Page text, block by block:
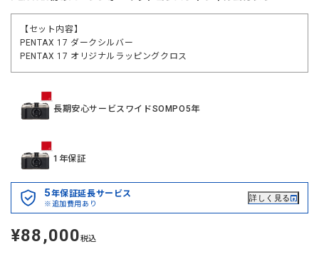
【セット内容】
PENTAX 17 ダークシルバー
PENTAX 17 オリジナルラッピングクロス
長期安心サービスワイドSOMPO5年
1年保証
5年保証延長サービス
※追加費用あり
詳しく見る
定
価
¥88,000税込